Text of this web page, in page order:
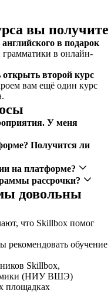
вы получите
в подарок
грамматики в онлайн-
второй курс
вам ещё один курс
У меня
Получится ли
на платформе?
рассрочки?
довольны
что Skillbox помог
рекомендовать обучение
Skillbox,
(НИУ ВШЭ)
площадках